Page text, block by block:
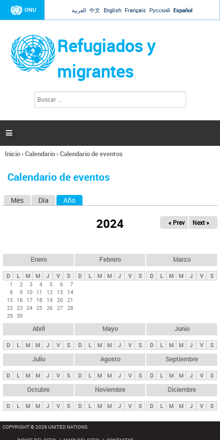
Jump to navigation
ONU العربية 中文 English Français Русский Español
Refugiados y
migrantes
l
d
s

Se
usted
Inicio›Calendario›Calendario de eventos
Calendario de eventos
s
p
n
i
p
a
l
s
Mes Día Año
2024 « Prev Next »
Enero
D L M M J V
S
1
2 3 4 5 6
7
8
9 10 11 12 13
14
15 16 17 18 19 20 21
22 23 24 25 26 27 28
29 30
Febrero
D L M M J V S
Marzo
D L M M J V S
Abril
D L M M J V S
Mayo
D L M M J V S
Junio
D L M M J V S
Julio
D L M M J V S
Agosto
D L M M J V S
Septiembre
D L M M J V S
Octubre
D L M M J V S
Noviembre
D L M M J V S
Diciembre
D L M M J V S
COPYRIGHT © 2026 UNITED NATIONS